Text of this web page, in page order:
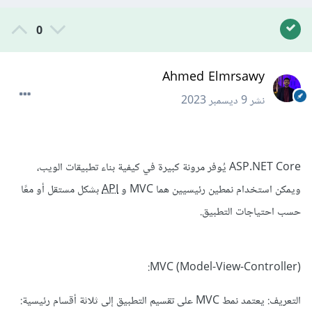
0
Ahmed Elmrsawy
نشر9 ديسمبر 2023
ASP.NET Core يُوفر مرونة كبيرة في كيفية بناء تطبيقات الويب،
ويمكن استخدام نمطين رئيسيين هما MVC و
APIبشكل مستقل أو معًا
حسب احتياجات التطبيق.
MVC (Model-View-Controller):
التعريف: يعتمد نمط MVC على تقسيم التطبيق إلى ثلاثة أقسام رئيسية: